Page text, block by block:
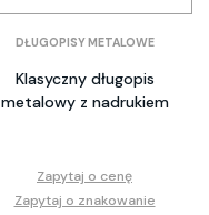
DŁUGOPISY METALOWE
Klasyczny długopis
metalowy z nadrukiem
Zapytaj o cenę
Zapytaj o znakowanie